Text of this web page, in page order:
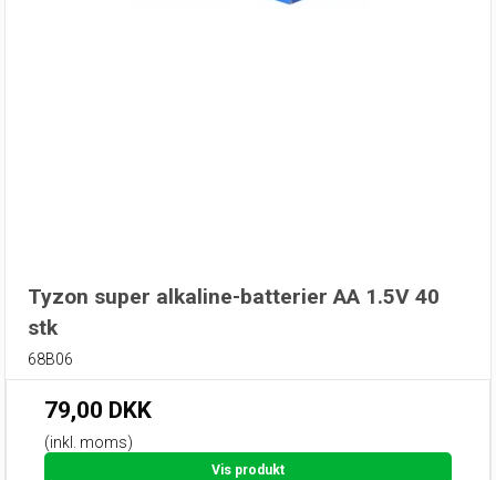
Tyzon super alkaline-batterier AA 1.5V 40
stk
68B06
79,00 DKK
(inkl. moms)
Vis produkt